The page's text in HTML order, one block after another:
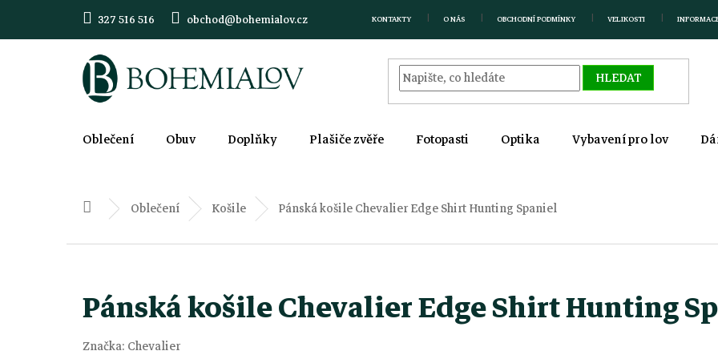
327 516 516 obchod@bohemialov.cz KONTAKTY O NÁS OBCHODNÍ PODMÍNKY VELIKOSTI
HLEDAT
Oblečení Obuv Doplňky Plašiče zvěře Fotopasti Optika Vybavení pro lov
Domů Oblečení Košile Pánská košile Chevalier Edge Shirt Hunting Spaniel
Pánská košile Chevalier Edge Shirt Hunting
Značka: Chevalier